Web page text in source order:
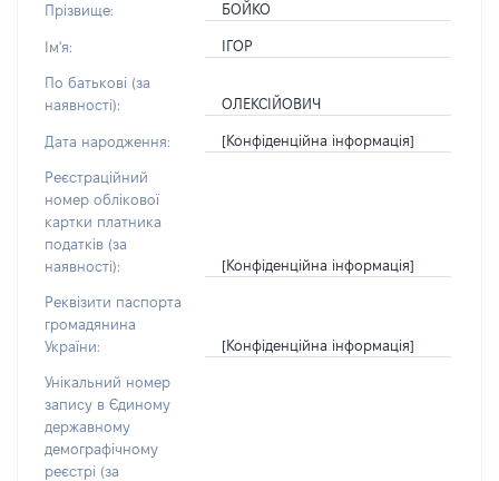
Прізвище: БОЙКО
Ім'я: ІГОР
По батькові (за
наявності):
ОЛЕКСІЙОВИЧ
Дата народження: [Конфіденційна інформація]
Реєстраційний
номер облікової
картки платника
податків (за
наявності):
[Конфіденційна інформація]
Реквізити паспорта
громадянина
України:
[Конфіденційна інформація]
Унікальний номер
запису в Єдиному
державному
демографічному
реєстрі (за